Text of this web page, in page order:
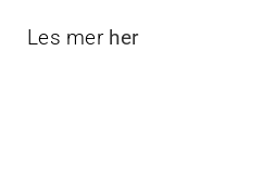
Les mer her